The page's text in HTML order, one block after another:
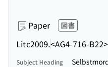
Paper 図書
Litc2009.<AG4-716-B22>
Subject Heading